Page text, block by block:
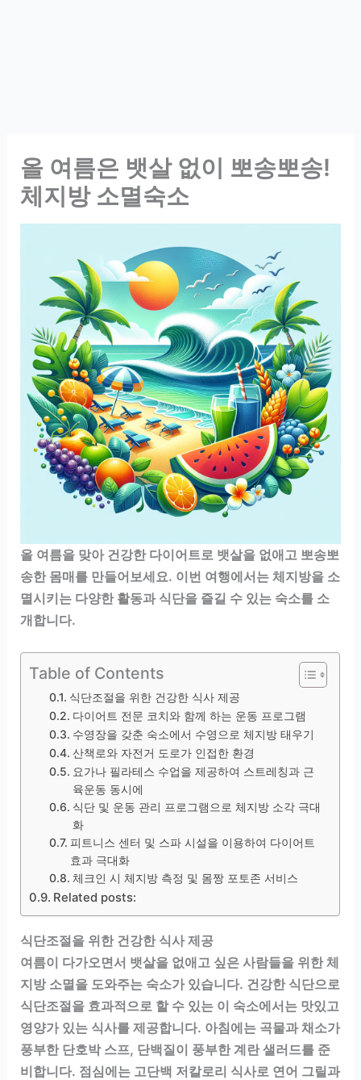
올 여름은 뱃살 없이 뽀송뽀송!
체지방 소멸숙소
올 여름을 맞아 건강한 다이어트로 뱃살을 없애고 뽀송뽀
송한 몸매를 만들어보세요. 이번 여행에서는 체지방을 소
멸시키는 다양한 활동과 식단을 즐길 수 있는 숙소를 소
개합니다.
Table of Contents
식단조절을 위한 건강한 식사 제공
다이어트 전문 코치와 함께 하는 운동 프로그램
수영장을 갖춘 숙소에서 수영으로 체지방 태우기
산책로와 자전거 도로가 인접한 환경
요가나 필라테스 수업을 제공하여 스트레칭과 근
육운동 동시에
식단 및 운동 관리 프로그램으로 체지방 소각 극대
화
피트니스 센터 및 스파 시설을 이용하여 다이어트
효과 극대화
체크인 시 체지방 측정 및 몸짱 포토존 서비스
Related posts:
식단조절을 위한 건강한 식사 제공
여름이 다가오면서 뱃살을 없애고 싶은 사람들을 위한 체
지방 소멸을 도와주는 숙소가 있습니다. 건강한 식단으로
식단조절을 효과적으로 할 수 있는 이 숙소에서는 맛있고
영양가 있는 식사를 제공합니다. 아침에는 곡물과 채소가
풍부한 단호박 스프, 단백질이 풍부한 계란 샐러드를 준
비합니다. 점심에는 고단백 저칼로리 식사로 연어 그릴과